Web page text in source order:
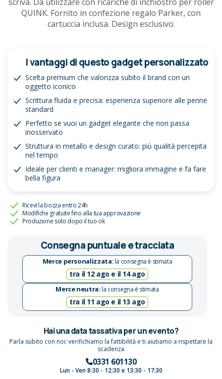
QUINK. Fornito in confezione regalo Parker, con
cartuccia inclusa. Design esclusivo.
I vantaggi di questo gadget personalizzato
Scelta premium che valorizza subito il brand con un
oggetto iconico
Scrittura fluida e precisa: esperienza superiore alle penne
standard
Perfetto se vuoi un gadget elegante che non passa
inosservato
Struttura in metallo e design curato: più qualità percepita
nel tempo
Ideale per clienti e manager: migliora immagine e fa fare
bella figura
Ricevi la bozza entro 24h
Modifiche gratuite fino alla tua approvazione
Produzione solo dopo il tuo ok
Consegna puntuale e tracciata
Merce personalizzata:la consegna è stimata
tra il 12 ago e il 14 ago
Merce neutra:la consegna è stimata
tra il 11 ago e il 13 ago
Hai una data tassativa per un evento?
Parla subito con noi: verifichiamo la fattibilità e ti aiutiamo a rispettare la
scadenza
0331 601130
Lun - Ven 8:30 - 12:30 e 13:30 - 17:30